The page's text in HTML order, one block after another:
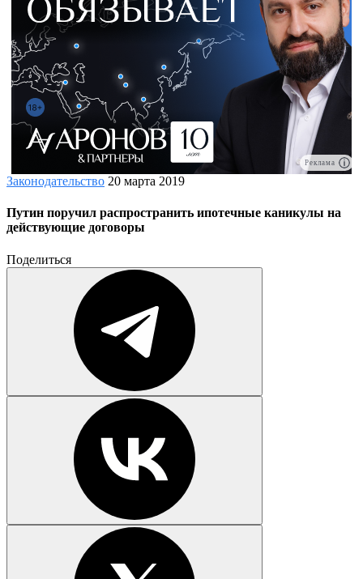
Реклама
Законодательство 20 марта 2019
Путин поручил распространить ипотечные каникулы на
действующие договоры
Поделиться